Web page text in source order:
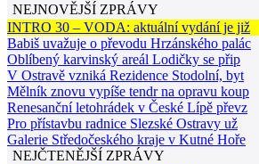
NEJNOVĚJŠÍ ZPRÁVY
INTRO 30 – VODA: aktuální vydání je již
Babiš uvažuje o převodu Hrzánského palác
Oblíbený karvinský areál Lodičky se přip
V Ostravě vzniká Rezidence Stodolní, byt
Mělník znovu vypíše tendr na opravu koup
Renesanční letohrádek v České Lípě převz
Pro přístavbu radnice Slezské Ostravy už
Galerie Středočeského kraje v Kutné Hoře
NEJČTENĚJŠÍ ZPRÁVY